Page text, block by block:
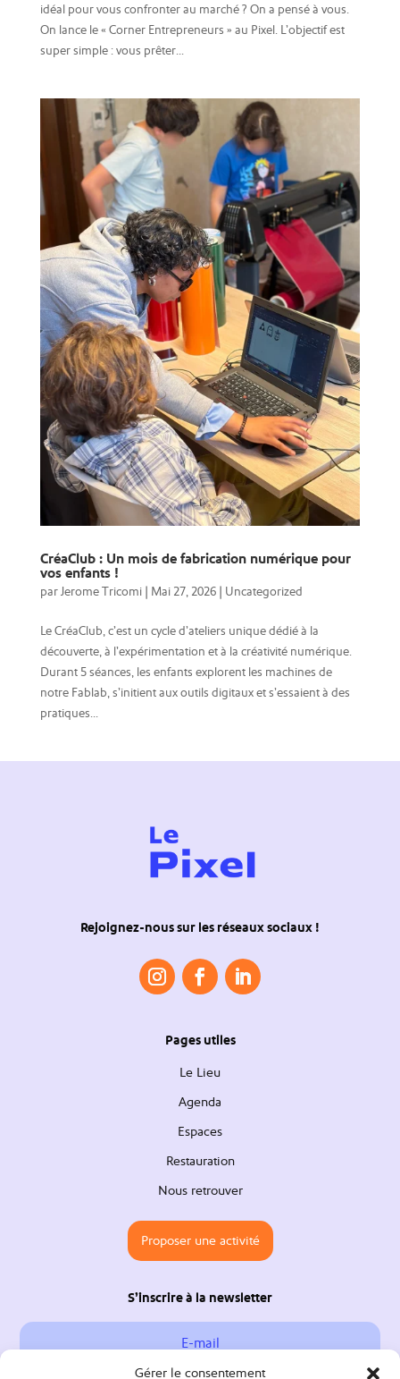
Gérer le consentement
idéal pour vous confronter au marché ? On a pensé à vous.
On lance le « Corner Entrepreneurs » au Pixel. L’objectif est
super simple : vous prêter...
CréaClub : Un mois de fabrication numérique pour
vos enfants !
parJerome Tricomi| Mai 27, 2026| Uncategorized
Le CréaClub, c’est un cycle d’ateliers unique dédié à la
découverte, à l’expérimentation et à la créativité numérique.
Durant 5 séances, les enfants explorent les machines de
notre Fablab, s’initient aux outils digitaux et s’essaient à des
pratiques...
Rejoignez-nous sur les réseaux sociaux !
Pages utiles
Le Lieu
Agenda
Espaces
Restauration
Nous retrouver
Proposer une activité
S’inscrire à la newsletter